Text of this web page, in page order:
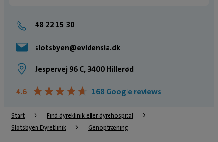
48 22 15 30
slotsbyen@evidensia.dk
Jespervej 96 C, 3400 Hillerød
4.6 ★★★★★
★★★★★ 168 Google reviews
Start
Find dyreklinik eller dyrehospital
Slotsbyen Dyreklinik
Genoptræning